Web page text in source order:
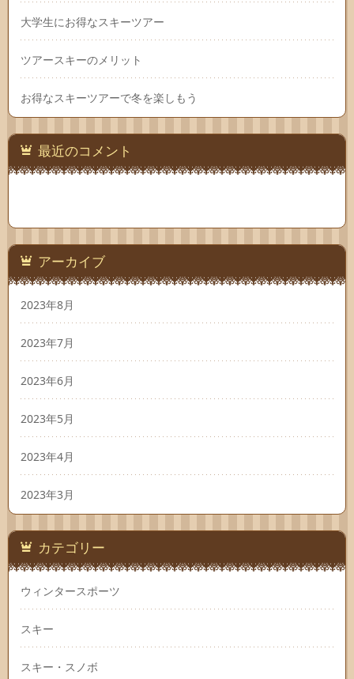
大学生にお得なスキーツアー
ツアースキーのメリット
お得なスキーツアーで冬を楽しもう
最近のコメント
アーカイブ
2023年8月
2023年7月
2023年6月
2023年5月
2023年4月
2023年3月
カテゴリー
ウィンタースポーツ
スキー
スキー・スノボ